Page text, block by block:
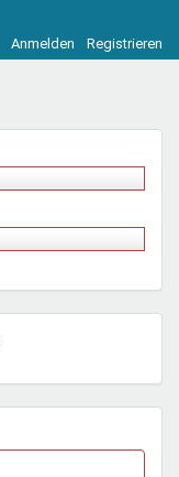
Anmelden Registrieren